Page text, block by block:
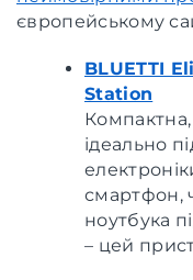
європейському
BLUETTI
Station
ідеально
смартфон,
ноутбука
– цей